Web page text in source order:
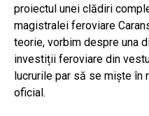
proiectul unei clădiri
magistralei feroviare
teorie, vorbim despre una
investiții feroviare din
lucrurile par să se miște în
oficial.